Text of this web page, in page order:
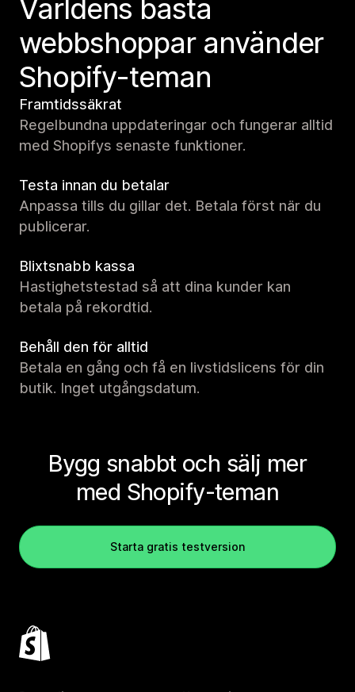
Världens bästa
webbshoppar använder
Shopify-teman
Framtidssäkrat
Regelbundna uppdateringar och fungerar alltid
med Shopifys senaste funktioner.
Testa innan du betalar
Anpassa tills du gillar det. Betala först när du
publicerar.
Blixtsnabb kassa
Hastighetstestad så att dina kunder kan
betala på rekordtid.
Behåll den för alltid
Betala en gång och få en livstidslicens för din
butik. Inget utgångsdatum.
Bygg snabbt och sälj mer
med Shopify-teman
Starta gratis testversion